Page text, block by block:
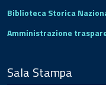
Biblioteca Storica
Amministrazione
Sala Stampa